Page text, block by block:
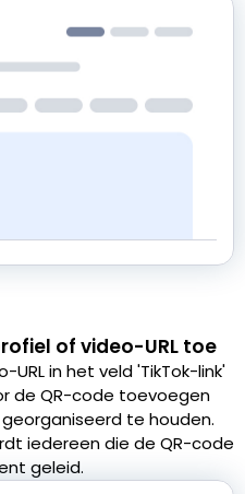
of video-URL toe
in het veld 'TikTok-link'
de QR-code toevoegen
te houden.
iedereen die de QR-code
geleid.